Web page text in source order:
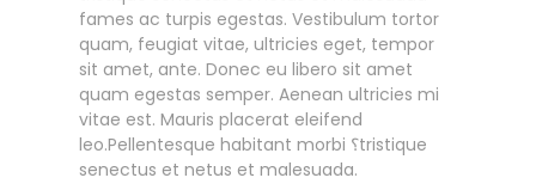
fames ac turpis egestas. Vestibulum tortor
quam, feugiat vitae, ultricies eget, tempor
sit amet, ante. Donec eu libero sit amet
quam egestas semper. Aenean ultricies mi
vitae est. Mauris placerat eleifend
leo.Pellentesque habitant morbi ؟tristique
senectus et netus et malesuada.